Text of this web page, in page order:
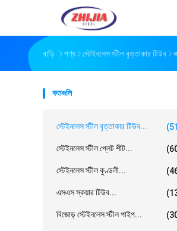
বাড়ি পণ্য স্টেইনলেস স্টীল বৃত্তাকার টিউব
কতগুলি
স্টেইনলেস স্টীল বৃত্তাকার টিউব...
স্টেইনলেস স্টীল প্লেট শীট...
স্টেইনলেস স্টীল কুণ্ডলী...
এসএস স্কয়ার টিউব...
বিজোড় স্টেইনলেস স্টীল পাইপ...